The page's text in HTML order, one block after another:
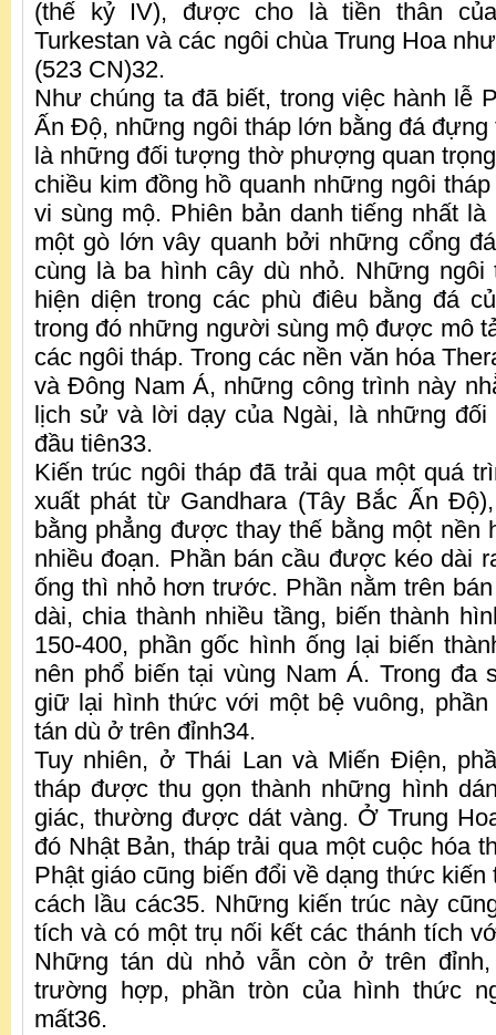
(thế kỷ IV), được cho là tiền thân
Turkestan và các ngôi chùa Trung Hoa
(523 CN)32.
Như chúng ta đã biết, trong việc hành lễ
Ấn Độ, những ngôi tháp lớn bằng đá đựng
là những đối tượng thờ phượng quan
chiều kim đồng hồ quanh những ngôi
vi sùng mộ. Phiên bản danh tiếng nhất
một gò lớn vây quanh bởi những cổng
cùng là ba hình cây dù nhỏ. Những
hiện diện trong các phù điêu bằng đá
trong đó những người sùng mộ được mô
các ngôi tháp. Trong các nền văn hóa
và Đông Nam Á, những công trình này
lịch sử và lời dạy của Ngài, là những
đầu tiên33.
Kiến trúc ngôi tháp đã trải qua một quá
xuất phát từ Gandhara (Tây Bắc Ấn
bằng phẳng được thay thế bằng một nền
nhiều đoạn. Phần bán cầu được kéo dài
ống thì nhỏ hơn trước. Phần nằm trên
dài, chia thành nhiều tầng, biến thành
150-400, phần gốc hình ống lại biến
nên phổ biến tại vùng Nam Á. Trong đa
giữ lại hình thức với một bệ vuông,
tán dù ở trên đỉnh34.
Tuy nhiên, ở Thái Lan và Miến Điện,
tháp được thu gọn thành những hình
giác, thường được dát vàng. Ở Trung
đó Nhật Bản, tháp trải qua một cuộc hóa
Phật giáo cũng biến đổi về dạng thức kiến
cách lầu các35. Những kiến trúc này
tích và có một trụ nối kết các thánh tích
Những tán dù nhỏ vẫn còn ở trên
trường hợp, phần tròn của hình thức
mất36.